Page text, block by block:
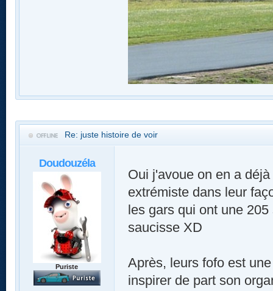
Re: juste histoire de voir
Doudouzéla
Puriste
Oui j'avoue on en a
extrémiste dans leur
les gars qui ont une
saucisse XD
Après, leurs fofo est
inspirer de part son